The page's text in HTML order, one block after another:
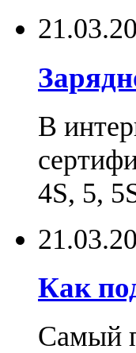
В
4S, 5,
Как
Самый